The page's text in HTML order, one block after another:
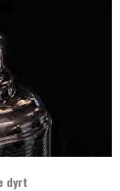
dyrt